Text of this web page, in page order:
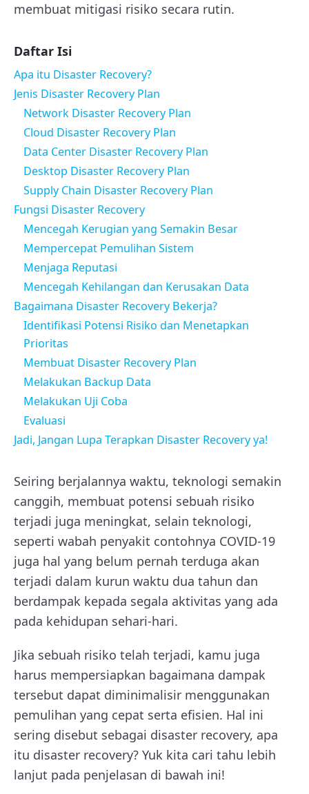
membuat mitigasi risiko secara rutin.
Daftar Isi
Apa itu Disaster Recovery?
Jenis Disaster Recovery Plan
Network Disaster Recovery Plan
Cloud Disaster Recovery Plan
Data Center Disaster Recovery Plan
Desktop Disaster Recovery Plan
Supply Chain Disaster Recovery Plan
Fungsi Disaster Recovery
Mencegah Kerugian yang Semakin Besar
Mempercepat Pemulihan Sistem
Menjaga Reputasi
Mencegah Kehilangan dan Kerusakan Data
Bagaimana Disaster Recovery Bekerja?
Identifikasi Potensi Risiko dan Menetapkan
Prioritas
Membuat Disaster Recovery Plan
Melakukan Backup Data
Melakukan Uji Coba
Evaluasi
Jadi, Jangan Lupa Terapkan Disaster Recovery ya!
Seiring berjalannya waktu, teknologi semakin
canggih, membuat potensi sebuah risiko
terjadi juga meningkat, selain teknologi,
seperti wabah penyakit contohnya COVID-19
juga hal yang belum pernah terduga akan
terjadi dalam kurun waktu dua tahun dan
berdampak kepada segala aktivitas yang ada
pada kehidupan sehari-hari.
Jika sebuah risiko telah terjadi, kamu juga
harus mempersiapkan bagaimana dampak
tersebut dapat diminimalisir menggunakan
pemulihan yang cepat serta efisien. Hal ini
sering disebut sebagai disaster recovery, apa
itu disaster recovery? Yuk kita cari tahu lebih
lanjut pada penjelasan di bawah ini!